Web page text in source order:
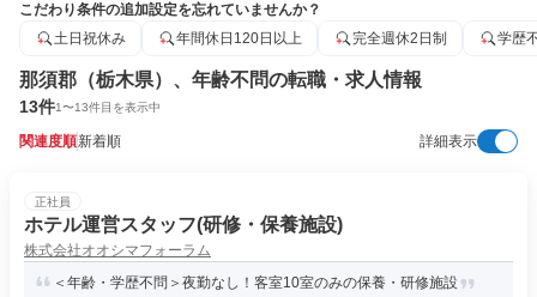
こだわり条件の追加設定を忘れていませんか？
土日祝休み
年間休日120日以上 完全週休2日制 学歴
那須郡（栃木県）、年齢不問の転職・求人情報
13件1〜13件目を表示中
関連度順新着順 詳細表示
正社員
ホテル運営スタッフ(研修・保養施設)
株式会社オオシマフォーラム
＜年齢・学歴不問＞夜勤なし！客室10室のみの保養・研修施設